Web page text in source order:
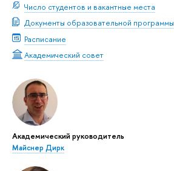
Число студентов и вакантные места
Документы образовательной программы
Расписание
Академический совет
Академический руководитель
Майснер Дирк